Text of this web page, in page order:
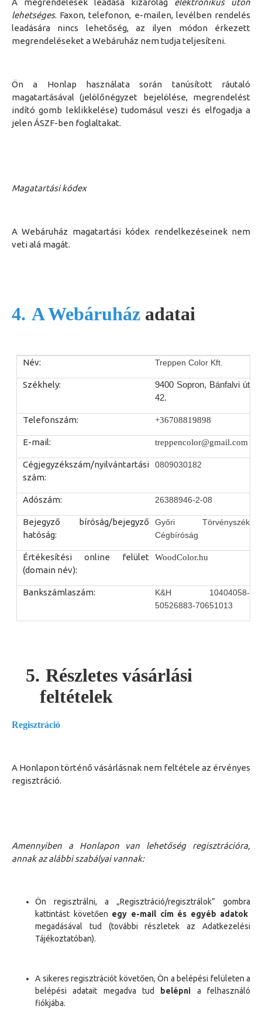
A megrendelések leadása kizárólag elektronikus úton
lehetséges. Faxon, telefonon, e-mailen, levélben rendelés
leadására nincs lehetőség, az ilyen módon érkezett
megrendeléseket aWebáruház nem tudja teljesíteni.
Öna Honlap használata során tanúsított ráutaló
magatartásával (jelölőnégyzet bejelölése, megrendelést
indító gomb leklikkelése)tudomásul veszi és elfogadja a
jelen ÁSZF-ben foglaltakat.
Magatartási kódex
A Webáruház magatartási kódex rendelkezéseinek nem
veti alá magát.
4. A Webáruház adatai
Név: Treppen Color Kft.
Székhely:
9400 Sopron, Bánfalvi út
42.
Telefonszám: +36708819898
E-mail: treppencolor@gmail.com
Cégjegyzékszám/nyilvántartási
szám:
0809030182
Adószám: 26388946-2-08
Bejegyző bíróság/bejegyző
hatóság:
Győri Törvényszék
Cégbíróság
Értékesítési online felület
(domain név):
WoodColor.hu
Bankszámlaszám:
K&H 10404058-
50526883-70651013
5. Részletes vásárlási
feltételek
Regisztráció
A Honlapon történő vásárlásnak nem feltétele az érvényes
regisztráció.
Amennyiben a Honlapon van lehetőség regisztrációra,
annak az alábbi szabályai vannak:
Ön regisztrálni, a „Regisztráció/regisztrálok” gombra
kattintást követően egy e-mailcím és egyéb adatok
megadásával tud
(további részletek az Adatkezelési
Tájékoztatóban).
A sikeres regisztrációt követően, Ön a belépési felületen a
belépési adatait megadva tud
belépni a felhasználó
fiókjába.